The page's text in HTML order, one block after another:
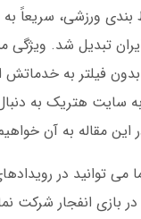
بندی ورزشی، سریعاً
تبدیل شد. ویژگی
فیلتر به خدماتش
به سایت هتریک به
مقاله به آن
می توانید در
بازی انفجار شرکت